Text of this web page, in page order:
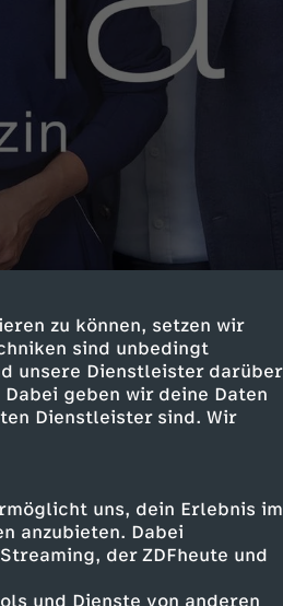
zu können, setzen wir
sind unbedingt
unsere Dienstleister darüber
geben wir deine Daten
Dienstleister sind. Wir
uns, dein Erlebnis im
anzubieten. Dabei
der ZDFheute und
und Dienste von anderen